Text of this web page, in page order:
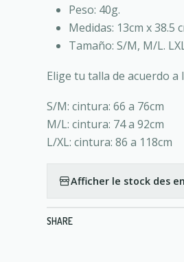
Peso: 40g.
Medidas: 13cm x 38.5
Tamaño: S/M, M/L.
Elige tu talla de acuerdo a
S/M: cintura: 66 a 76cm
M/L: cintura: 74 a 92cm
L/XL: cintura: 86 a 118cm
Afficher le stock des
SHARE